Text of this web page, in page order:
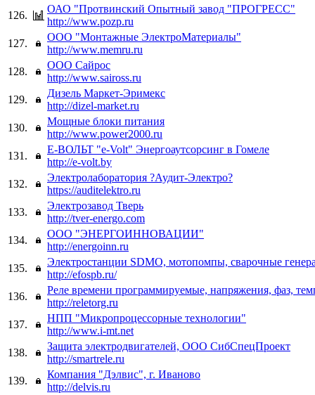
126.
ОАО "Протвинский Опытный завод "ПРОГРЕСС"
http://www.pozp.ru
127.
ООО "Монтажные ЭлектроМатериалы"
http://www.memru.ru
128.
ООО Сайрос
http://www.saiross.ru
129.
Дизель Маркет-Эримекс
http://dizel-market.ru
130.
Мощные блоки питания
http://www.power2000.ru
131.
Е-ВОЛЬТ "e-Volt" Энергоаутсорсинг в Гомеле
http://e-volt.by
132.
Электролаборатория ?Аудит-Электро?
https://auditelektro.ru
133.
Электрозавод Тверь
http://tver-energo.com
134.
ООО "ЭНЕРГОИННОВАЦИИ"
http://energoinn.ru
135.
Электростанции SDMO, мотопомпы, сварочные
http://efospb.ru/
136.
Реле времени программируемые, напряжения, фаз,
http://reletorg.ru
137.
НПП "Микропроцессорные технологии"
http://www.i-mt.net
138.
Защита электродвигателей, ООО СибСпецПроект
http://smartrele.ru
139.
Компания "Дэлвис", г. Иваново
http://delvis.ru